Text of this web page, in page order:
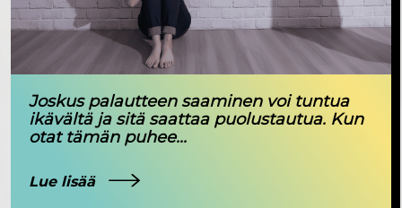
Joskus palautteen saaminen voi tuntua
ikävältä ja sitä saattaa puolustautua. Kun
otat tämän puhee...
Lue lisää